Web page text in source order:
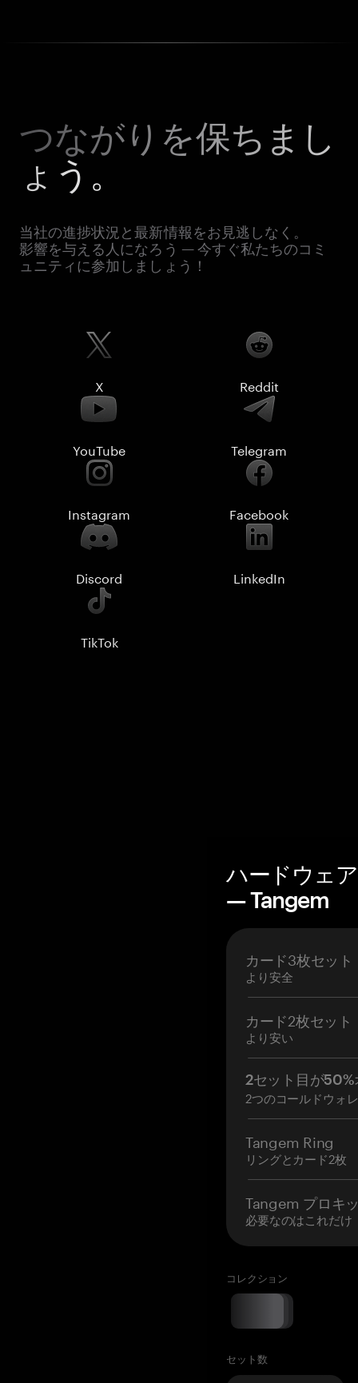
つながりを保ちまし
ょう。
当社の進捗状況と最新情報をお見逃しなく。
影響を与える人になろう — 今すぐ私たちのコミ
ュニティに参加しましょう！
X Reddit
YouTube Telegram
Instagram Facebook
Discord LinkedIn
TikTok
ハードウェ
— Tangem
カード3枚セット
より安全
カード2枚セット
より安い
2セット目が50%
2つのコールドウォ
Tangem Ring
リングとカード2枚
Tangem プロキ
必要なのはこれだけ
コレクション
セット数